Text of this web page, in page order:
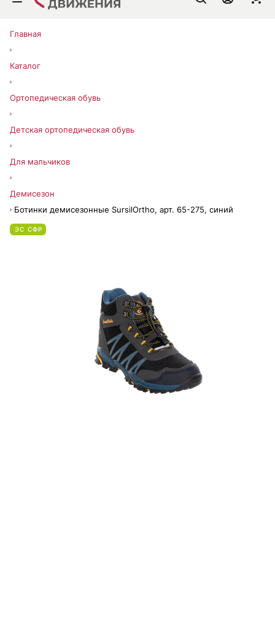
Главная
Каталог
Ортопедическая обувь
Детская ортопедическая обувь
Для мальчиков
Демисезон
Ботинки демисезонные SursilOrtho, арт. 65-275, синий
ЭС СФР